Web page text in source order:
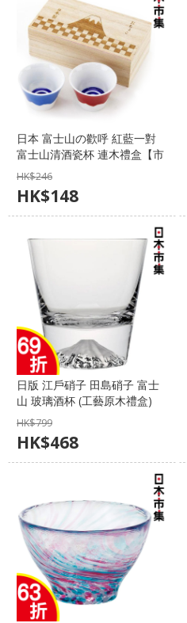
日本 富士山の歡呼 紅藍一對
富士山清酒瓷杯 連木禮盒【市
集世界 - 日本市集】
HK$246
HK$148
日版 江戶硝子 田島硝子 富士
山 玻璃酒杯 (工藝原木禮盒)
270ml 【市集世界 - 日本市
集】
HK$799
HK$468